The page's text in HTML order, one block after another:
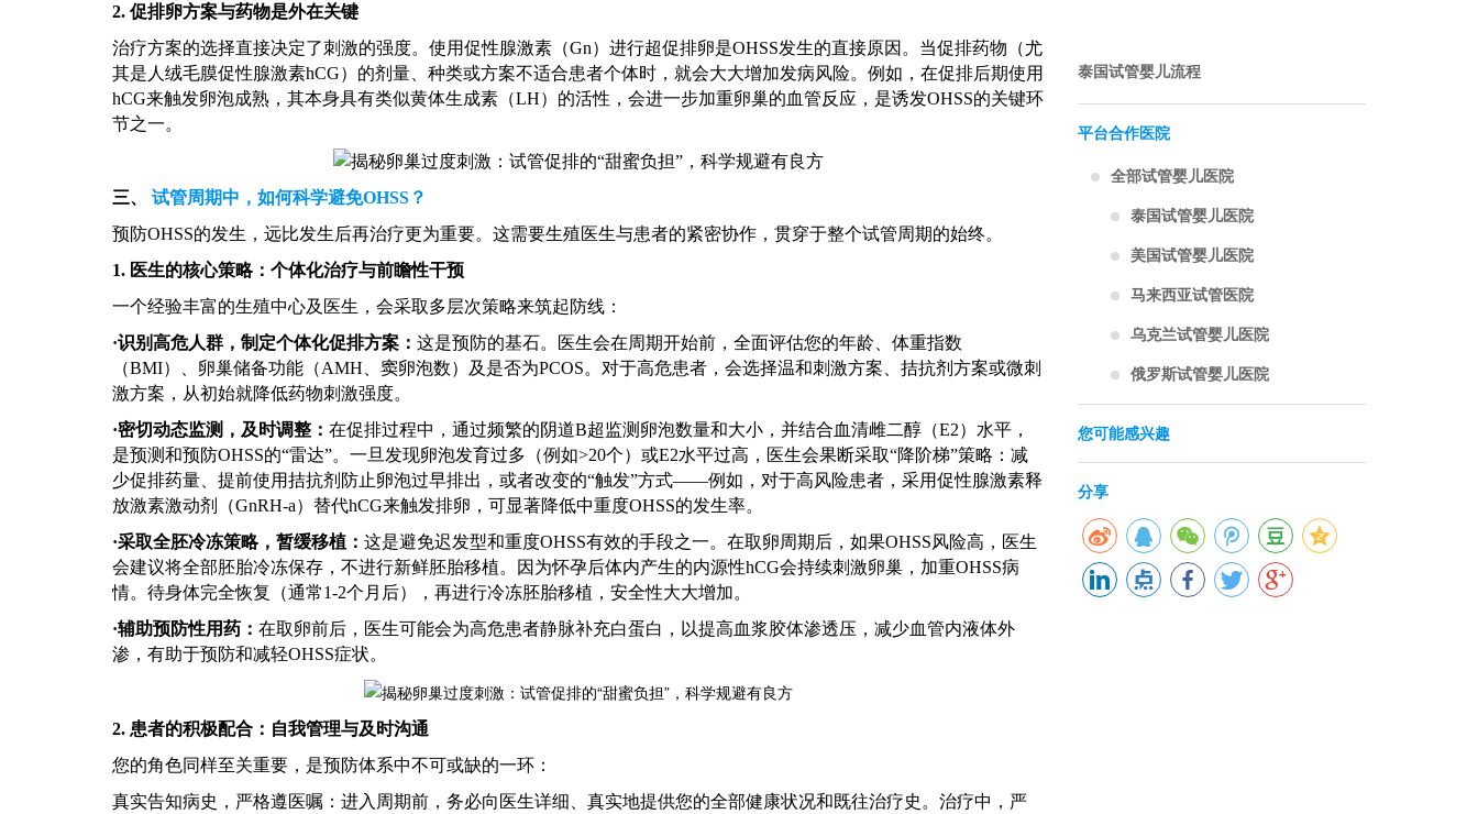
2. 促排卵方案与药物是外在关键
治疗方案的选择直接决定了刺激的强度。使用促性腺激素（Gn）进行超促排卵是OHSS发生的直接原因。当促排药物（尤
其是人绒毛膜促性腺激素hCG）的剂量、种类或方案不适合患者个体时，就会大大增加发病风险。例如，在促排后期使用
hCG来触发卵泡成熟，其本身具有类似黄体生成素（LH）的活性，会进一步加重卵巢的血管反应，是诱发OHSS的关键环
节之一。
三、 试管周期中，如何科学避免OHSS？
预防OHSS的发生，远比发生后再治疗更为重要。这需要生殖医生与患者的紧密协作，贯穿于整个试管周期的始终。
1. 医生的核心策略：个体化治疗与前瞻性干预
一个经验丰富的生殖中心及医生，会采取多层次策略来筑起防线：
·识别高危人群，制定个体化促排方案： 这是预防的基石。医生会在周期开始前，全面评估您的年龄、体重指数
（BMI）、卵巢储备功能（AMH、窦卵泡数）及是否为PCOS。对于高危患者，会选择温和刺激方案、拮抗剂方案或微刺
激方案，从初始就降低药物刺激强度。
·密切动态监测，及时调整： 在促排过程中，通过频繁的阴道B超监测卵泡数量和大小，并结合血清雌二醇（E2）水平，
是预测和预防OHSS的“雷达”。一旦发现卵泡发育过多（例如>20个）或E2水平过高，医生会果断采取“降阶梯”策略：减
少促排药量、提前使用拮抗剂防止卵泡过早排出，或者改变的“触发”方式——例如，对于高风险患者，采用促性腺激素释
放激素激动剂（GnRH-a）替代hCG来触发排卵，可显著降低中重度OHSS的发生率。
·采取全胚冷冻策略，暂缓移植： 这是避免迟发型和重度OHSS有效的手段之一。在取卵周期后，如果OHSS风险高，医生
会建议将全部胚胎冷冻保存，不进行新鲜胚胎移植。因为怀孕后体内产生的内源性hCG会持续刺激卵巢，加重OHSS病
情。待身体完全恢复（通常1-2个月后），再进行冷冻胚胎移植，安全性大大增加。
·辅助预防性用药： 在取卵前后，医生可能会为高危患者静脉补充白蛋白，以提高血浆胶体渗透压，减少血管内液体外
渗，有助于预防和减轻OHSS症状。
2. 患者的积极配合：自我管理与及时沟通
您的角色同样至关重要，是预防体系中不可或缺的一环：
真实告知病史，严格遵医嘱：进入周期前，务必向医生详细、真实地提供您的全部健康状况和既往治疗史。治疗中，严
泰国试管婴儿流程
平台合作医院
全部试管婴儿医院
泰国试管婴儿医院
美国试管婴儿医院
马来西亚试管医院
乌克兰试管婴儿医院
俄罗斯试管婴儿医院
您可能感兴趣
分享